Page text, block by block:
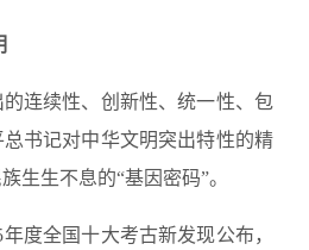
续性、创新性、统一性、包
书记对中华文明突出特性的精
生生不息的“基因密码”。
全国十大考古新发现公布，